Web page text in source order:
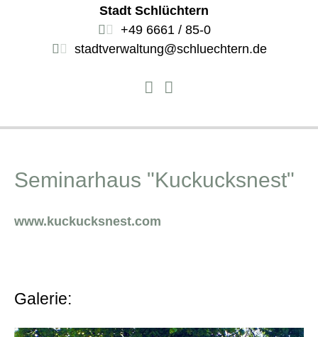
Stadt Schlüchtern
+49 6661 / 85-0
stadtverwaltung@schluechtern.de
Seminarhaus "Kuckucksnest"
www.kuckucksnest.com
Galerie: